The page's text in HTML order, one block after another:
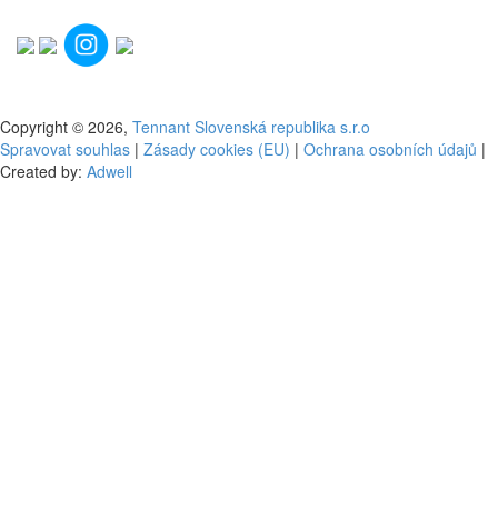
Copyright © 2026, Tennant Slovenská republika s.r.o
Spravovat souhlas | Zásady cookies (EU) | Ochrana osobních údajů |
Created by: Adwell